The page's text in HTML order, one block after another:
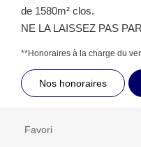
de 1580m² clos.
NE LA LAISSEZ PAS
**Honoraires à la charge du
Nos honoraires
Favori